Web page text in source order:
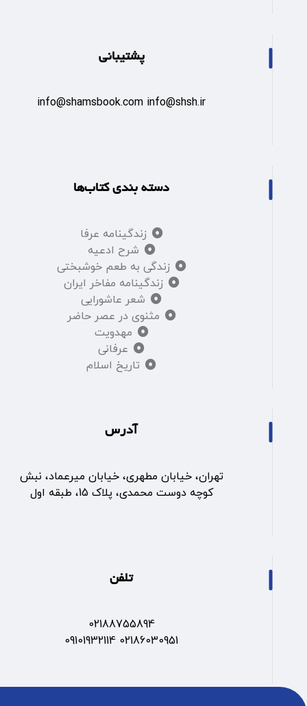
پشتیبانی
info@shamsbook.com info@shsh.ir
دسته بندی کتاب‌ها
زندگینامه عرفا
شرح ادعیه
زندگی به طعم خوشبختی
زندگینامه مفاخر ایران
شعر عاشورایی
مثنوی در عصر حاضر
مهدویت
عرفانی
تاریخ اسلام
آدرس
تهران، خیابان مطهری، خیابان میرعماد، نبش
کوچه دوست محمدی، پلاک 15، طبقه اول
تلفن
02188755894
02186030951 09101932114